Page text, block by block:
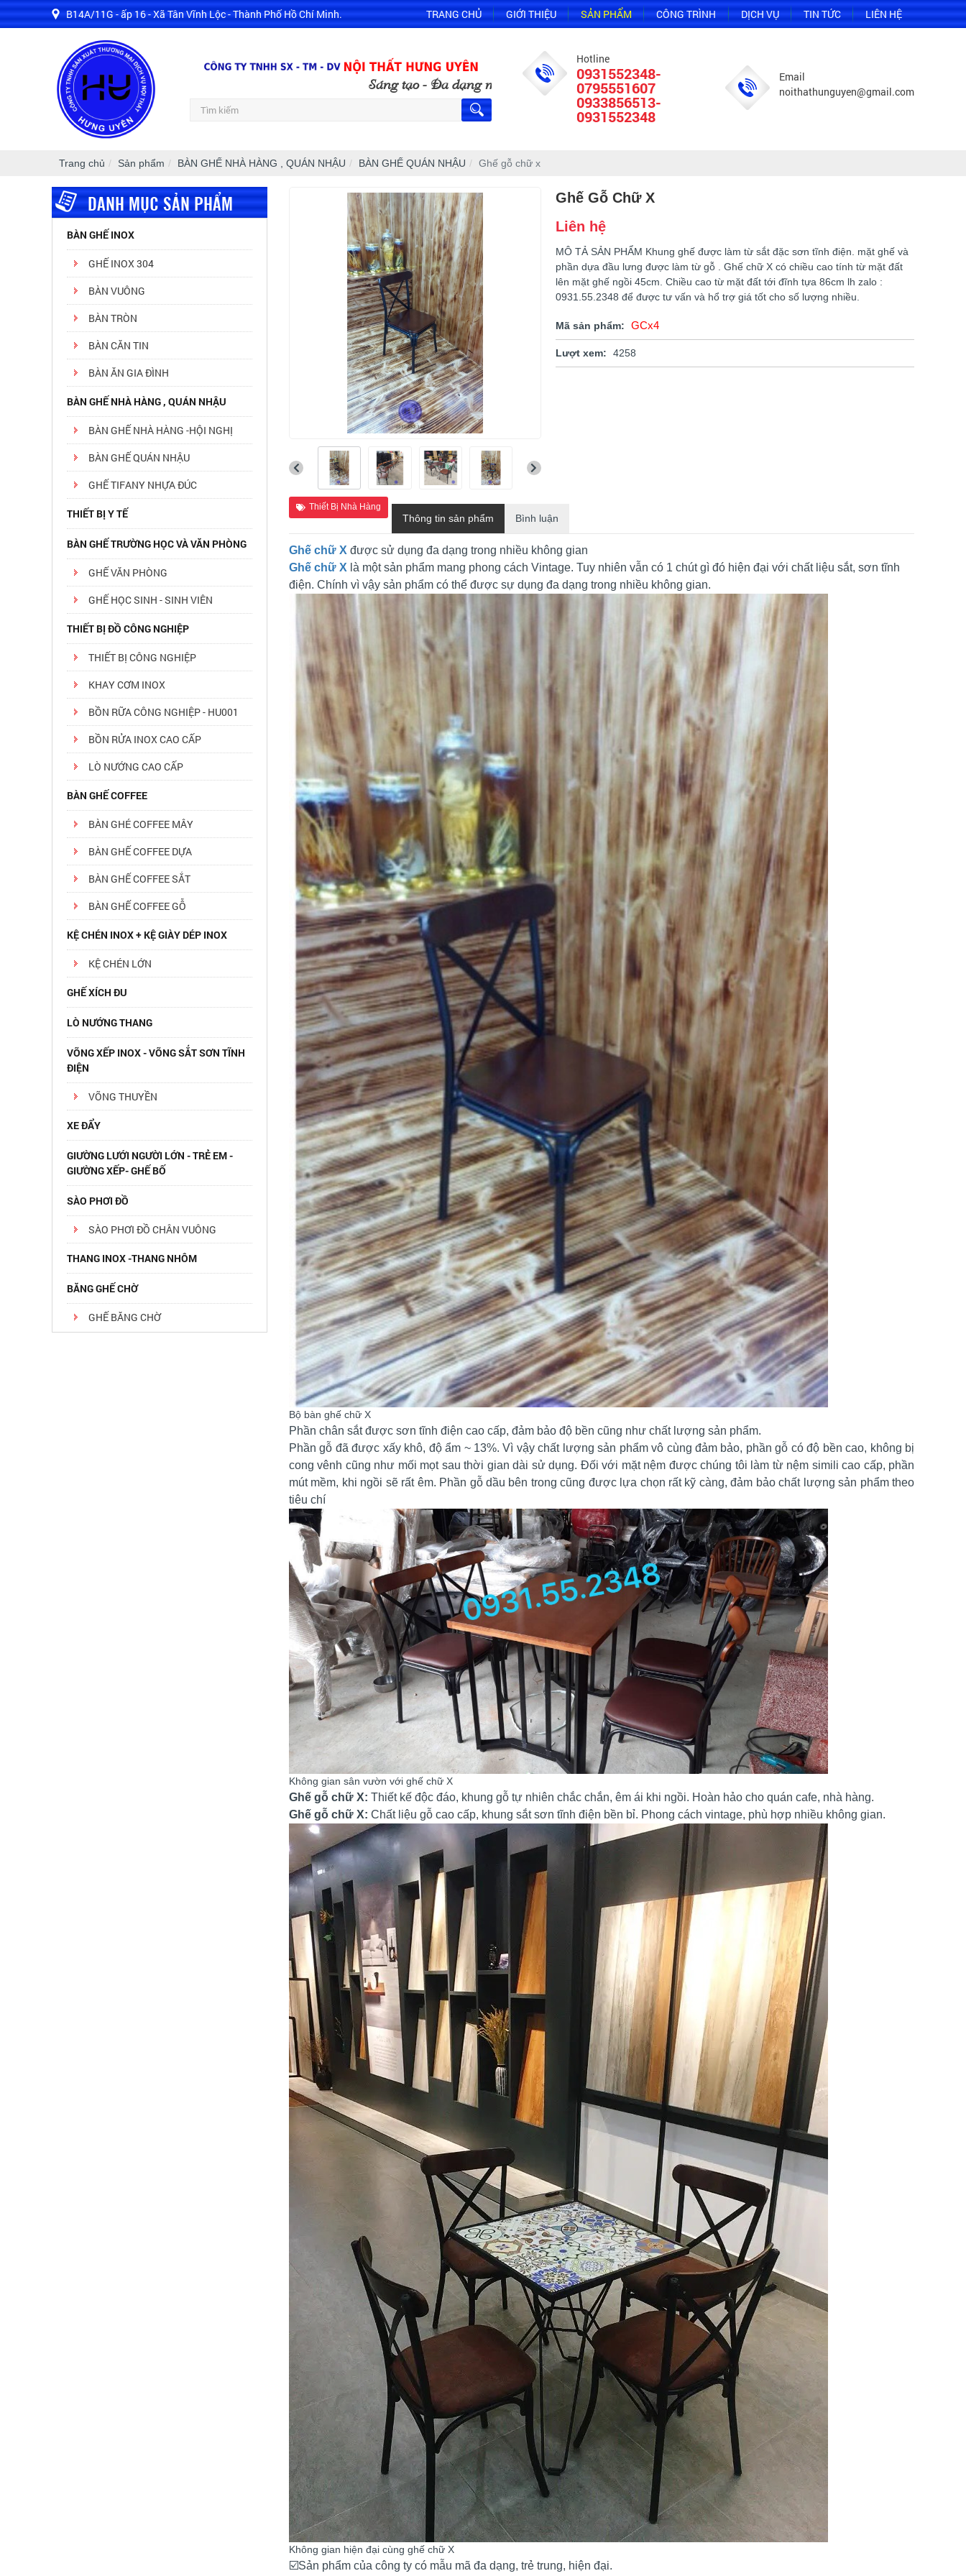
B14A/11G - ấp 16 - Xã Tân Vĩnh Lộc - Thành Phố Hồ Chí Minh. TRANG CHỦ GIỚI THIỆU SẢN PHẨM CÔNG TRÌNH DỊCH VỤ TIN TỨC LIÊN HỆ
Sáng tạo - Đa dạng mẫu mã
Hotline
0931552348-
0795551607
0933856513-
0931552348
Email
noithathunguyen@gmail.com
Trang chủ Sản phẩm BÀN GHẾ NHÀ HÀNG , QUÁN NHẬU BÀN GHẾ QUÁN NHẬU Ghế gỗ chữ x
DANH MỤC SẢN PHẨM
BÀN GHẾ INOX
GHẾ INOX 304
BÀN VUÔNG
BÀN TRÒN
BÀN CĂN TIN
BÀN ĂN GIA ĐÌNH
BÀN GHẾ NHÀ HÀNG , QUÁN NHẬU
BÀN GHẾ NHÀ HÀNG -HỘI NGHỊ
BÀN GHẾ QUÁN NHẬU
GHẾ TIFANY NHỰA ĐÚC
THIẾT BỊ Y TẾ
BÀN GHẾ TRƯỜNG HỌC VÀ VĂN PHÒNG
GHẾ VĂN PHÒNG
GHẾ HỌC SINH - SINH VIÊN
THIẾT BỊ ĐỒ CÔNG NGHIỆP
THIẾT BỊ CÔNG NGHIỆP
KHAY CƠM INOX
BỒN RỮA CÔNG NGHIỆP - HU001
BỒN RỬA INOX CAO CẤP
LÒ NƯỚNG CAO CẤP
BÀN GHẾ COFFEE
BÀN GHÉ COFFEE MÂY
BÀN GHẾ COFFEE DỰA
BÀN GHẾ COFFEE SẮT
BÀN GHẾ COFFEE GỖ
KỆ CHÉN INOX + KỆ GIÀY DÉP INOX
KỆ CHÉN LỚN
GHẾ XÍCH ĐU
LÒ NƯỚNG THANG
VÕNG XẾP INOX - VÕNG SẮT SƠN TĨNH
ĐIỆN
VÕNG THUYỀN
XE ĐẨY
GIƯỜNG LƯỚI NGƯỜI LỚN - TRẺ EM -
GIƯỜNG XẾP- GHẾ BỐ
SÀO PHƠI ĐỒ
SÀO PHƠI ĐỒ CHÂN VUÔNG
THANG INOX -THANG NHÔM
BĂNG GHẾ CHỜ
GHẾ BĂNG CHỜ
Ghế Gỗ Chữ X
Liên hệ
MÔ TẢ SẢN PHẨM Khung ghế được làm từ sắt đặc sơn tĩnh điện. mặt ghế và
phần dựa đầu lưng được làm từ gỗ . Ghế chữ X có chiều cao tính từ mặt đất
lên mặt ghế ngồi 45cm. Chiều cao từ mặt đất tới đĩnh tựa 86cm lh zalo :
0931.55.2348 để được tư vấn và hổ trợ giá tốt cho số lượng nhiều.
Mã sản phẩm: GCx4
Lượt xem: 4258
Thiết Bị Nhà Hàng
Thông tin sản phẩm Bình luận
Ghế chữ X được sử dụng đa dạng trong nhiều không gian
Ghế chữ X là một sản phẩm mang phong cách Vintage. Tuy nhiên vẫn có 1 chút gì đó hiện đại với chất liệu sắt, sơn tĩnh
điện. Chính vì vậy sản phẩm có thể được sự dụng đa dạng trong nhiều không gian.
Bộ bàn ghế chữ X
Phần chân sắt được sơn tĩnh điện cao cấp, đảm bảo độ bền cũng như chất lượng sản phẩm.
Phần gỗ đã được xấy khô, độ ẩm ~ 13%. Vì vậy chất lượng sản phẩm vô cùng đảm bảo, phần gỗ có độ bền cao, không bị
cong vênh cũng như mối mọt sau thời gian dài sử dụng. Đối với mặt nệm được chúng tôi làm từ nệm simili cao cấp, phần
mút mềm, khi ngồi sẽ rất êm. Phần gỗ dầu bên trong cũng được lựa chọn rất kỹ càng, đảm bảo chất lượng sản phẩm theo
tiêu chí
Không gian sân vườn với ghế chữ X
Ghế gỗ chữ X: Thiết kế độc đáo, khung gỗ tự nhiên chắc chắn, êm ái khi ngồi. Hoàn hảo cho quán cafe, nhà hàng.
Ghế gỗ chữ X: Chất liệu gỗ cao cấp, khung sắt sơn tĩnh điện bền bỉ. Phong cách vintage, phù hợp nhiều không gian.
Không gian hiện đại cùng ghế chữ X
☑️Sản phẩm của công ty có mẫu mã đa dạng, trẻ trung, hiện đại.